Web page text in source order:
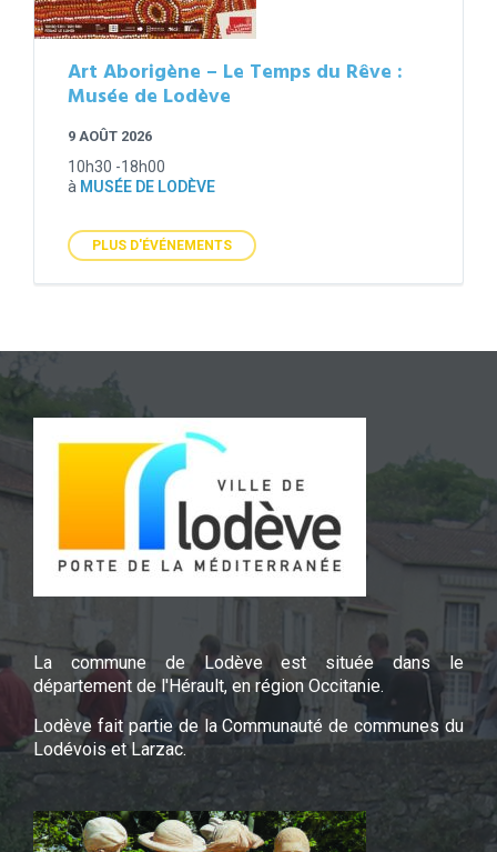
Art Aborigène – Le Temps du Rêve :
Musée de Lodève
9 AOÛT 2026
10h30 -18h00
à MUSÉE DE LODÈVE
PLUS D'ÉVÉNEMENTS
La commune de Lodève est située dans le
département de l'Hérault, en région Occitanie.
Lodève fait partie de la Communauté de communes du
Lodévois et Larzac.